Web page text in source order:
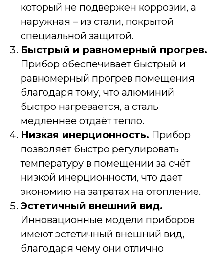
который не подвержен коррозии, а
наружная – из стали, покрытой
специальной защитой.
Быстрый и равномерный прогрев.
Прибор обеспечивает быстрый и
равномерный прогрев помещения
благодаря тому, что алюминий
быстро нагревается, а сталь
медленнее отдаёт тепло.
Низкая инерционность. Прибор
позволяет быстро регулировать
температуру в помещении за счёт
низкой инерционности, что дает
экономию на затратах на отопление.
Эстетичный внешний вид.
Инновационные модели приборов
имеют эстетичный внешний вид,
благодаря чему они отлично